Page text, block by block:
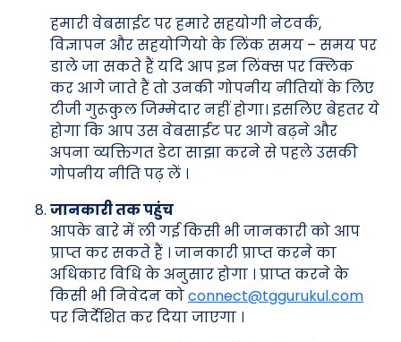
हमारी वेबसाईट पर हमारे सहयोगी नेटवर्क,
विज्ञापन और सहयोगियो के लिंक समय – समय पर
डाले जा सकते हैं यदि आप इन लिंक्स पर क्लिक
कर आगे जाते हैं तो उनकी गोपनीय नीतियों के लिए
टीजी गुरूकुल जिम्मेदार नहीं होगा। इसलिए बेहतर ये
होगा कि आप उस वेबसाईट पर आगे बढ़ने और
अपना व्यक्तिगत डेटा साझा करने से पहले उसकी
गोपनीय नीति पढ़ लें ।
जानकारी तक पहुंच
आपके बारे में ली गई किसी भी जानकारी को आप
प्राप्त कर सकते हैं । जानकारी प्राप्त करने का
अधिकार विधि के अनुसार होगा । प्राप्त करने के
किसी भी निवेदन कोconnect@tggurukul.com
पर निर्देशित कर दिया जाएगा ।